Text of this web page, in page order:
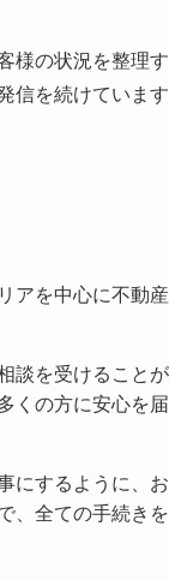
様の状況を整理
信を続けています
アを中心に不動
談を受けること
くの方に安心を
にするように、
、全ての手続き